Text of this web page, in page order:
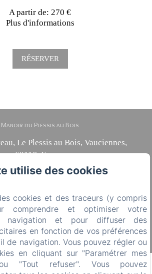
A partir de: 270 €
Plus d'informations
RÉSERVER
Manoir du Plessis au Bois
Le Plessis au Bois, Vauciennes,
60117, France
Créé par Amenitiz
Générales de Vente
index: Loading chunk 93
utilise des cookies
cookies et des traceurs (y compris
comprendre et optimiser votre
navigation et pour diffuser des
en fonction de vos préférences
de navigation. Vous pouvez régler ou
en cliquant sur "Paramétrer mes
"Tout refuser". Vous pouvez